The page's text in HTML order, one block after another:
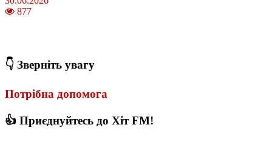
877
👇 Зверніть увагу
Потрібна допомога
👍 Приєднуйтесь до Хіт FM!